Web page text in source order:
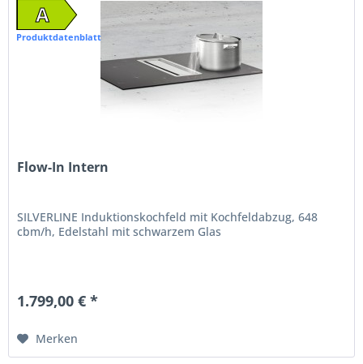
A
Produktdatenblatt
Flow-In Intern
SILVERLINE Induktionskochfeld mit Kochfeldabzug, 648
cbm/h, Edelstahl mit schwarzem Glas
1.799,00 € *
Merken